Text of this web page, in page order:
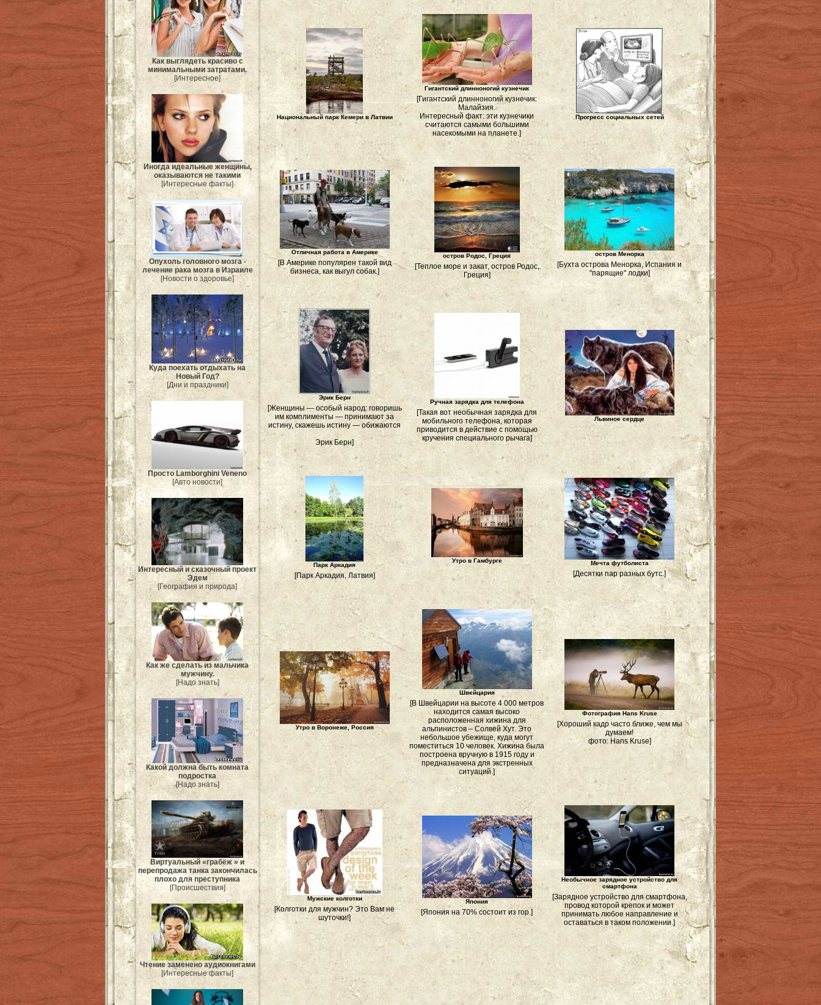
Как выглядеть красиво с
минимальными затратами.
[Интересное]
Иногда идеальные женщины,
оказываются не такими
[Интересные факты]
Опухоль головного мозга -
лечение рака мозга в Израиле
[Новости о здоровье]
Куда поехать отдыхать на
Новый Год?
[Дни и праздники]
Просто Lamborghini Veneno
[Авто новости]
Интересный и сказочный проект
Эдем
[География и природа]
Как же сделать из мальчика
мужчину.
[Надо знать]
Какой должна быть комната
подростка
[Надо знать]
Виртуальный «грабёж » и
перепродажа танка закончилась
плохо для преступника
[Происшествия]
Чтение заменено аудиокнигами
[Интересные факты]
Национальный парк Кемери в Латвии
Гигантский длинноногий кузнечик
[Гигантский длинноногий кузнечик:
Малайзия.
Интересный факт: эти кузнечики
считаются самыми большими
насекомыми на планете.]
Прогресс социальных сетей
Отличная работа в Америке
[В Америке популярен такой вид
бизнеса, как выгул собак.]
остров Родос, Греция
[Теплое море и закат, остров Родос,
Греция]
остров Менорка
[Бухта острова Менорка, Испания и
"парящие" лодки]
Эрик Берн
[Женщины — особый народ: говоришь
им комплименты — принимают за
истину, скажешь истину — обижаются
Эрик Берн]
Ручная зарядка для телефона
[Такая вот необычная зарядка для
мобильного телефона, которая
приводится в действие с помощью
кручения специального рычага]
Львиное сердце
Парк Аркадия
[Парк Аркадия, Латвия]
Утро в Гамбурге Мечта футболиста
[Десятки пар разных бутс.]
Утро в Воронеже, Россия
Швейцария
[В Швейцарии на высоте 4 000 метров
находится самая высоко
расположенная хижина для
альпинистов – Солвей Хут. Это
небольшое убежище, куда могут
поместиться 10 человек. Хижина была
построена вручную в 1915 году и
предназначена для экстренных
ситуаций.]
Фотография Hans Kruse
[Хороший кадр часто ближе, чем мы
думаем!
фото: Hans Kruse]
Мужские колготки
[Колготки для мужчин? Это Вам не
шуточки!]
Япония
[Япония на 70% состоит из гор.]
Необычное зарядное устройство для
смартфона
[Зарядное устройство для смартфона,
провод которой крепок и может
принимать любое направление и
оставаться в таком положении.]